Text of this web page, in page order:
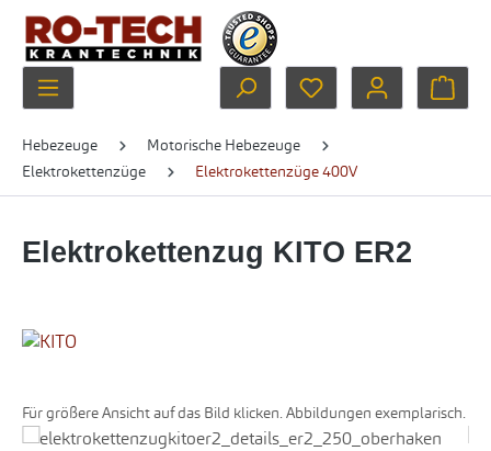
Zum Hauptinhalt springen
Du hast 0 Produkte
Hebezeuge
Motorische Hebezeuge
Elektrokettenzüge
Elektrokettenzüge 400V
Elektrokettenzug KITO ER2
Für größere Ansicht auf das Bild klicken. Abbildungen exemplarisch.
Bildergalerie überspringen